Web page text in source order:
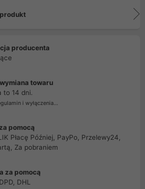
producenta
towaru
to 14 dni.
i wyłączenia...
pomocą
Płacę Później, PayPo, Przelewy24,
Za pobraniem
za pomocą
DHL